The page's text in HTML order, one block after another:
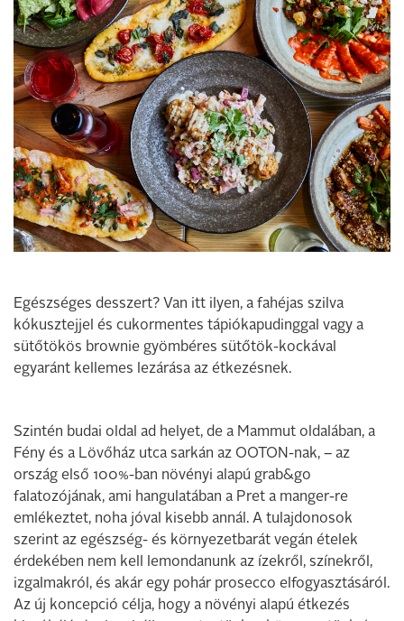
Egészséges desszert? Van itt ilyen, a fahéjas szilva
kókusztejjel és cukormentes tápiókapudinggal vagy a
sütőtökös brownie gyömbéres sütőtök-kockával
egyaránt kellemes lezárása az étkezésnek.
Szintén budai oldal ad helyet, de a Mammut oldalában, a
Fény és a Lövőház utca sarkán az OOTON-nak, – az
ország első 100%-ban növényi alapú grab&go
falatozójának, ami hangulatában a Pret a manger-re
emlékeztet, noha jóval kisebb annál. A tulajdonosok
szerint az egészség- és környezetbarát vegán ételek
érdekében nem kell lemondanunk az ízekről, színekről,
izgalmakról, és akár egy pohár prosecco elfogyasztásáról.
Az új koncepció célja, hogy a növényi alapú étkezés